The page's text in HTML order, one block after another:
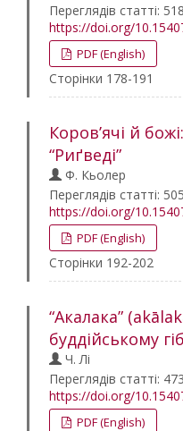
Переглядів статті:
https://doi.org/
PDF (English)
Сторінки 178-191
Коров’ячі й
“Риґведі”
Ф. Кьолер
Переглядів статті:
https://doi.org/
PDF (English)
Сторінки 192-202
“Акалака”
буддійському
Ч. Лі
Переглядів статті:
https://doi.org/
PDF (English)